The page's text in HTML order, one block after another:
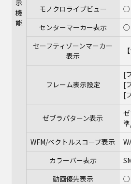
示
機
能
モノクロライブビュー
○
センターマーカー表示
○
セーフティゾーンマーカー
表示
フレーム表示設定
[
[
[
ゼブラパターン表示
WFM/ベクトルスコープ表示
カラーバー表示
動画優先表示
○